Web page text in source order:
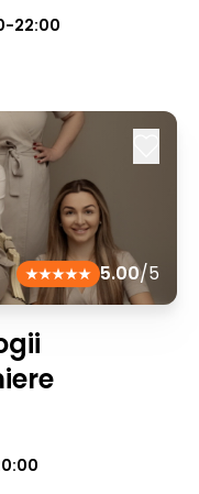
22:00
5.00/5